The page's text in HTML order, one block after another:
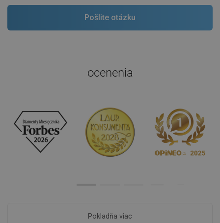
ocenenia
Pokladňa viac